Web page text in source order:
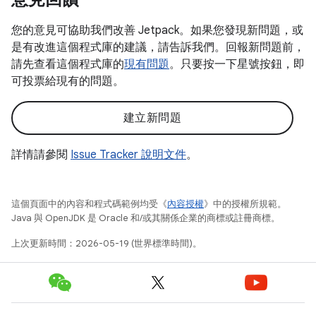
您的意見可協助我們改善 Jetpack。如果您發現新問題，或
是有改進這個程式庫的建議，請告訴我們。回報新問題前，
請先查看這個程式庫的現有問題。只要按一下星號按鈕，即
可投票給現有的問題。
建立新問題
詳情請參閱 Issue Tracker 說明文件。
這個頁面中的內容和程式碼範例均受《內容授權》中的授權所規範。
Java 與 OpenJDK 是 Oracle 和/或其關係企業的商標或註冊商標。
上次更新時間：2026-05-19 (世界標準時間)。